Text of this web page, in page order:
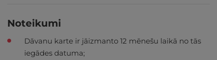
Noteikumi
Dāvanu karte ir jāizmanto 12 mēnešu laikā no tās
iegādes datuma;